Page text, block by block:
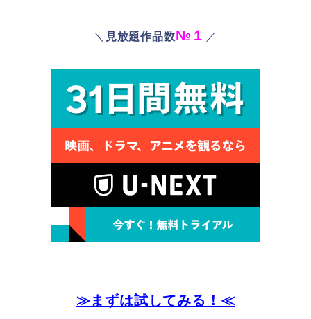
＼ 見放題作品数№１ ／
≫まずは試してみる！≪